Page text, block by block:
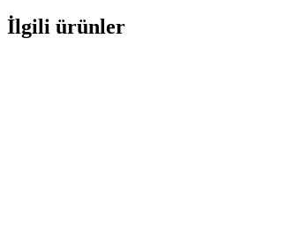
İlgili ürünler